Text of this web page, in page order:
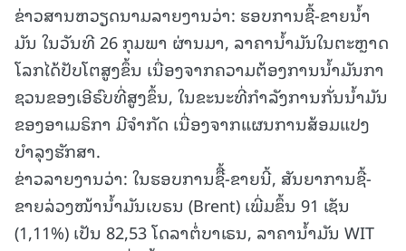
ຂ່າວສານຫວຽດນາມລາຍງານວ່າ: ຮອບການຊື້-ຂາຍນ້ຳ
ມັນ ໃນວັນທີ 26 ກຸມພາ ຜ່ານມາ, ລາຄານໍ້າມັນໃນຕະຫຼາດ
ໂລກໄດ້ປັບໂຕສູງຂຶ້ນ ເນື່ອງຈາກຄວາມຕ້ອງການນ້ຳມັນກາ
ຊວນຂອງເອີຣົບທີ່ສູງຂຶ້ນ, ໃນຂະນະທີ່ກໍາລັງການກັ່ນນ້ຳມັນ
ຂອງອາເມຣິກາ ມີຈຳກັດ ເນື່ອງຈາກແຜນການສ້ອມແປງ
ບຳລຸງຮັກສາ.
ຂ່າວລາຍງານວ່າ: ໃນຮອບການຊືື້-ຂາຍນີ້, ສັນຍາການຊື້-
ຂາຍລ່ວງໜ້ານໍ້າມັນເບຣນ (Brent) ເພີ່ມຂຶ້ນ 91 ເຊັນ
(1,11%) ເປັນ 82,53 ໂດລາຕໍ່ບາເຣນ, ລາຄານ້ຳມັນ WIT